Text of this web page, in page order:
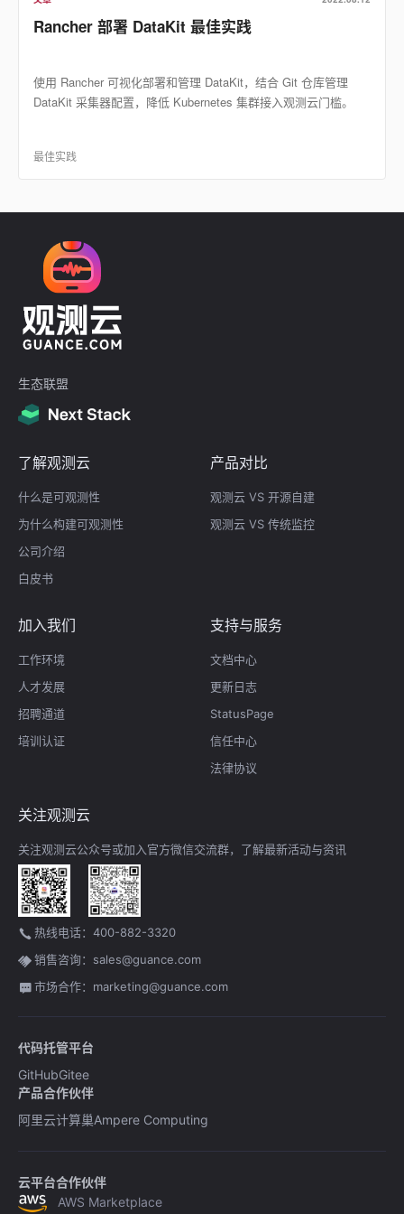
Rancher 部署 DataKit 最佳实践
使用 Rancher 可视化部署和管理 DataKit，结合 Git 仓库管理
DataKit 采集器配置，降低 Kubernetes 集群接入观测云门槛。
最佳实践
生态联盟
了解观测云
什么是可观测性
为什么构建可观测性
公司介绍
白皮书
产品对比
观测云 VS 开源自建
观测云 VS 传统监控
加入我们
工作环境
人才发展
招聘通道
培训认证
支持与服务
文档中心
更新日志
StatusPage
信任中心
法律协议
关注观测云
关注观测云公众号或加入官方微信交流群，了解最新活动与资讯
热线电话：400-882-3320
销售咨询：sales@guance.com
市场合作：marketing@guance.com
代码托管平台
GitHubGitee
产品合作伙伴
阿里云计算巢Ampere Computing
云平台合作伙伴
AWS Marketplace